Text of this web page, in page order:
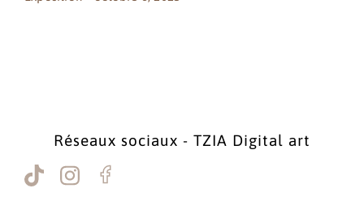
Réseaux sociaux - TZIA Digital art